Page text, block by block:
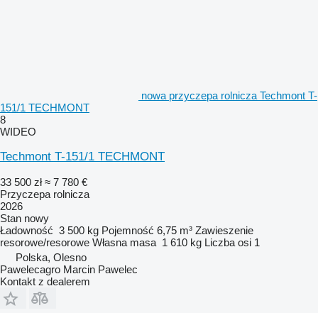
nowa przyczepa rolnicza Techmont T-
151/1 TECHMONT
8
WIDEO
Techmont T-151/1 TECHMONT
33 500 zł ≈ 7 780 €
Przyczepa rolnicza
2026
Stan nowy
Ładowność 3 500 kg Pojemność 6,75 m³ Zawieszenie
resorowe/resorowe Własna masa 1 610 kg Liczba osi 1
Polska, Olesno
Pawelecagro Marcin Pawelec
Kontakt z dealerem